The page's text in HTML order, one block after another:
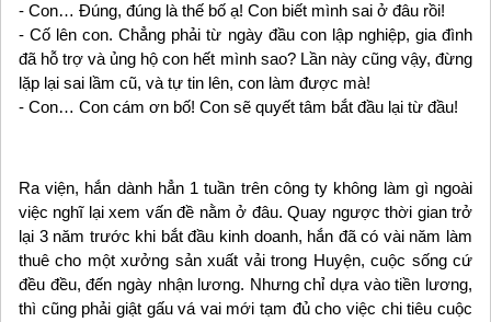
- Con… Đúng, đúng là thế bố ạ! Con biết mình sai ở đâu rồi!
- Cố lên con. Chẳng phải từ ngày đầu con lập nghiệp, gia đình
đã hỗ trợ và ủng hộ con hết mình sao? Lần này cũng vậy, đừng
lặp lại sai lầm cũ, và tự tin lên, con làm được mà!
- Con… Con cám ơn bố! Con sẽ quyết tâm bắt đầu lại từ đầu!
Ra viện, hắn dành hẳn 1 tuần trên công ty không làm gì ngoài
việc nghĩ lại xem vấn đề nằm ở đâu. Quay ngược thời gian trở
lại 3 năm trước khi bắt đầu kinh doanh, hắn đã có vài năm làm
thuê cho một xưởng sản xuất vải trong Huyện, cuộc sống cứ
đều đều, đến ngày nhận lương. Nhưng chỉ dựa vào tiền lương,
thì cũng phải giật gấu vá vai mới tạm đủ cho việc chi tiêu cuộc